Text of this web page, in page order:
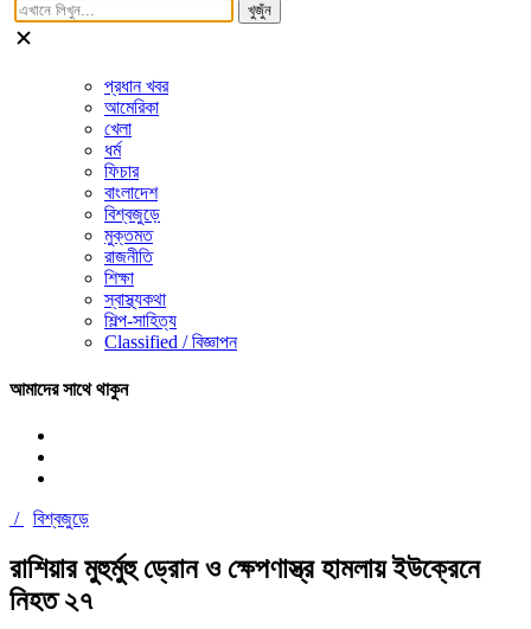
খুজুঁন
প্রধান খবর
আমেরিকা
খেলা
ধর্ম
ফিচার
বাংলাদেশ
বিশ্বজুড়ে
মুক্তমত
রাজনীতি
শিক্ষা
স্বাস্থ্যকথা
শিল্প-সাহিত্য
Classified / বিজ্ঞাপন
আমাদের সাথে থাকুন
/ বিশ্বজুড়ে
রাশিয়ার মুহুর্মুহু ড্রোন ও ক্ষেপণাস্ত্র হামলায় ইউক্রেনে
নিহত ২৭